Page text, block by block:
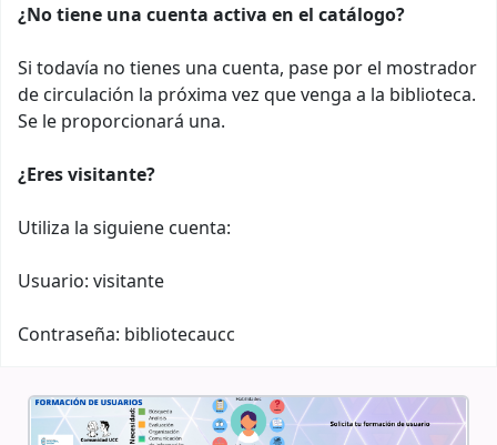
¿No tiene una cuenta activa en el catálogo?
Si todavía no tienes una cuenta, pase por el mostrador
de circulación la próxima vez que venga a la biblioteca.
Se le proporcionará una.
¿Eres visitante?
Utiliza la siguiene cuenta:
Usuario: visitante
Contraseña: bibliotecaucc